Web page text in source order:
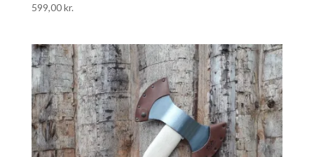
599,00kr.